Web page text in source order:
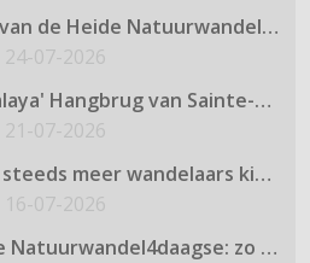
Route 3 van de Heide Natuurwandel4daagse: het Dwingelderveld
24-07-2026
De 'Himalaya' Hangbrug van Sainte-Cécile, BE
21-07-2026
Waarom steeds meer wandelaars kiezen voor kleinschalige wandelreizen
16-07-2026
De Heide Natuurwandel4daagse: zo mooi is route 2 door de Kampina